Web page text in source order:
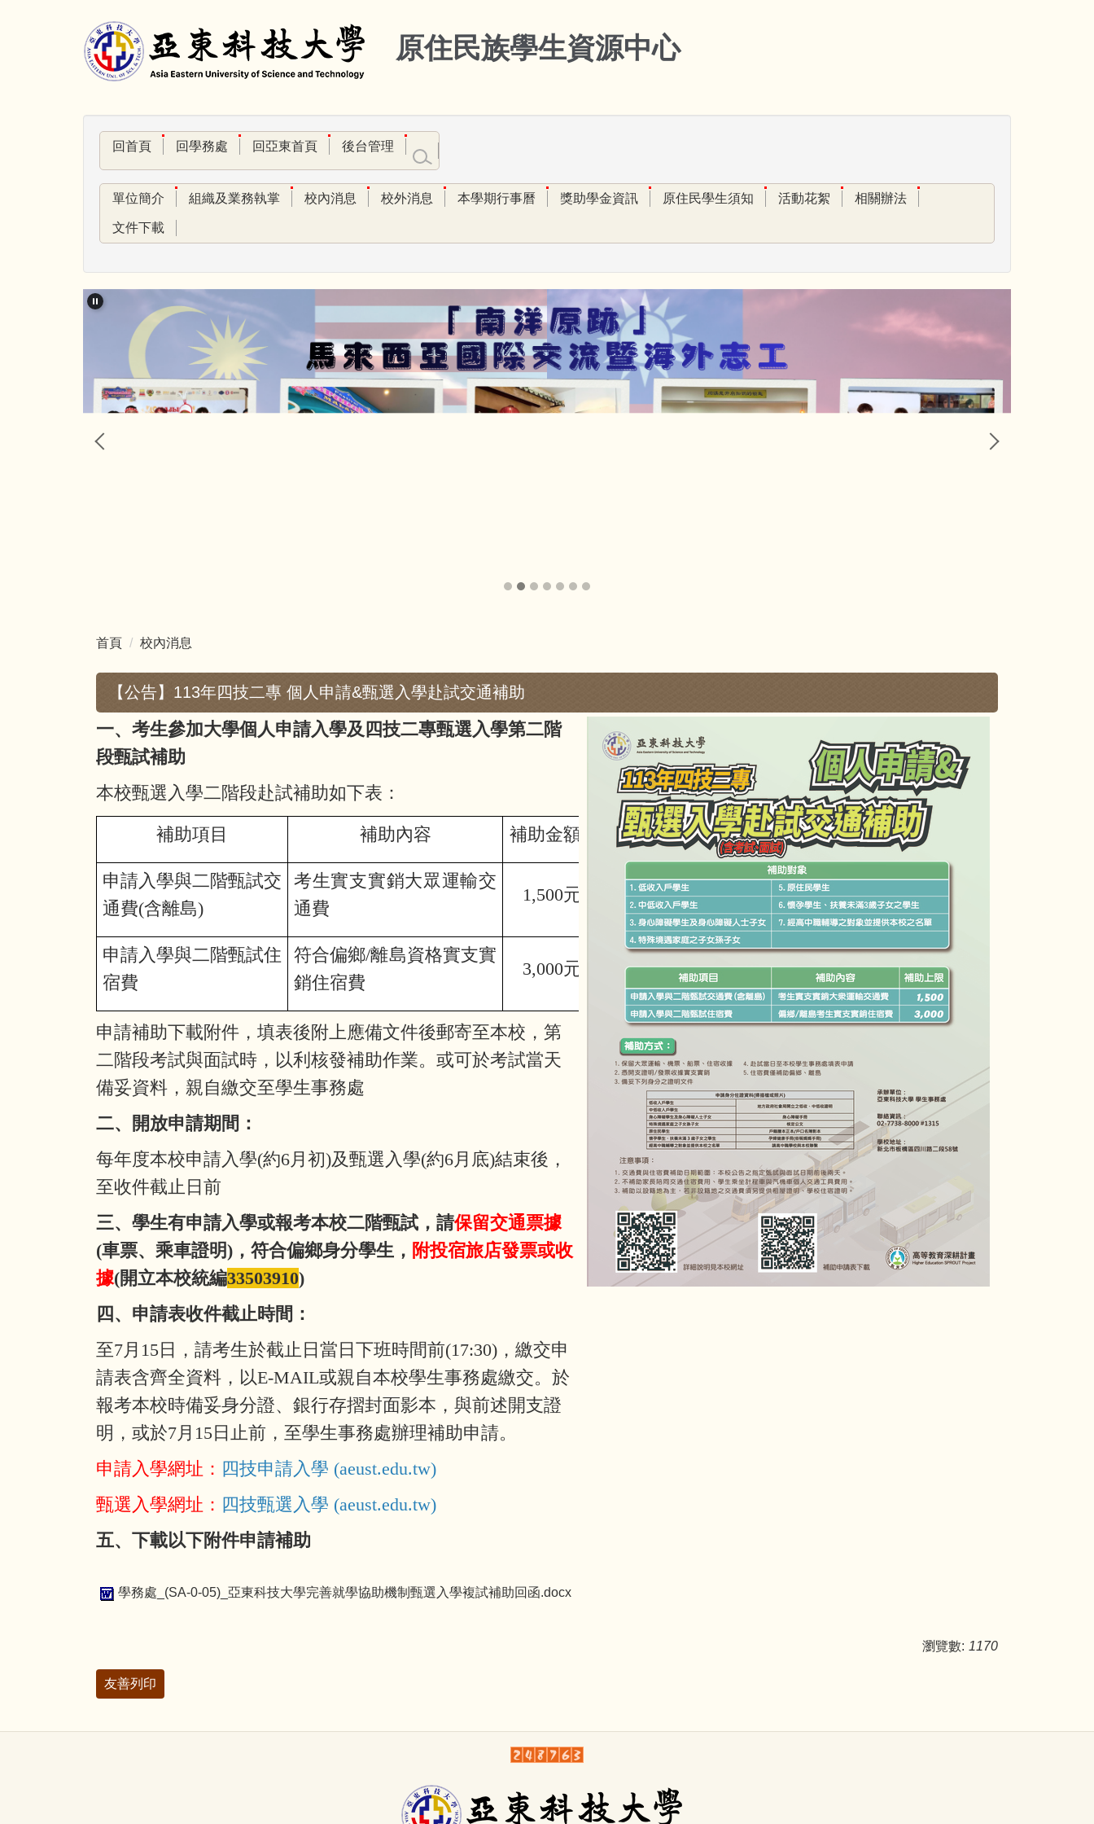
原住民族學生資源中心
回首頁 回學務處 回亞東首頁 後台管理
單位簡介 組織及業務執掌 校內消息 校外消息 本學期行事曆 獎助學金資訊 原住民學生須知 活動花絮 相關辦法
文件下載
首頁 校內消息
【公告】113年四技二專 個人申請&甄選入學赴試交通補助
一、考生參加大學個人申請入學及四技二專甄選入學第二階
段甄試補助
本校甄選入學二階段赴試補助如下表：
補助項目 補助內容 補助金額
申請入學與二階甄試交
通費(含離島)
考生實支實銷大眾運輸交
通費
1,500元
申請入學與二階甄試住
宿費
符合偏鄉/離島資格實支實
銷住宿費
3,000元
申請補助下載附件，填表後附上應備文件後郵寄至本校，第
二階段考試與面試時，以利核發補助作業。或可於考試當天
備妥資料，親自繳交至學生事務處
二、開放申請期間：
每年度本校申請入學(約6月初)及甄選入學(約6月底)結束後，
至收件截止日前
三、學生有申請入學或報考本校二階甄試，請保留交通票據
(車票、乘車證明)，符合偏鄉身分學生， 附投宿旅店發票或收
據(開立本校統編33503910)
四、申請表收件截止時間：
至7月15日，請考生於截止日當日下班時間前(17:30)，繳交申
請表含齊全資料，以E-MAIL或親自本校學生事務處繳交。於
報考本校時備妥身分證、銀行存摺封面影本，與前述開支證
明，或於7月15日止前，至學生事務處辦理補助申請。
申請入學網址： 四技申請入學 (aeust.edu.tw)
甄選入學網址： 四技甄選入學 (aeust.edu.tw)
五、下載以下附件申請補助
學務處_(SA-0-05)_亞東科技大學完善就學協助機制甄選入學複試補助回函.docx
瀏覽數: 1170
友善列印